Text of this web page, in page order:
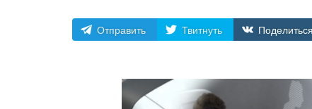
Отправить Твитнуть Поделиться